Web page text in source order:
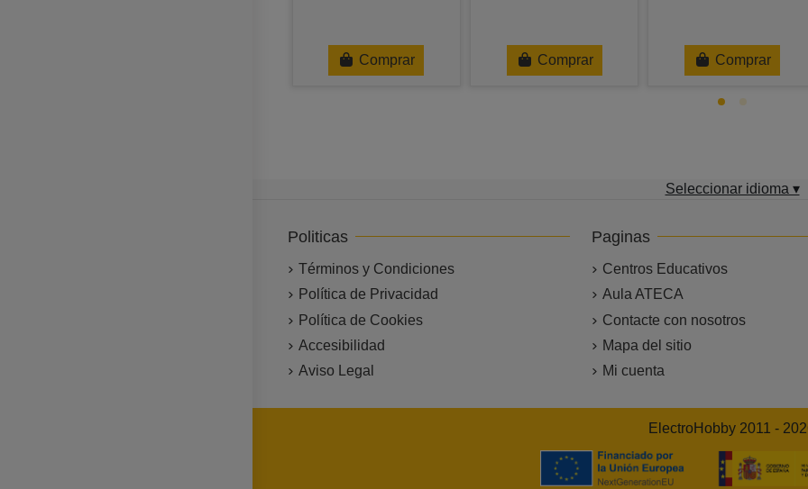
Comprar Comprar Comprar
Seleccionar idioma ▾
Politicas
Términos y Condiciones
Política de Privacidad
Política de Cookies
Accesibilidad
Aviso Legal
Paginas
Centros Educativos
Aula ATECA
Contacte con nosotros
Mapa del sitio
Mi cuenta
ElectroHobby 2011 -